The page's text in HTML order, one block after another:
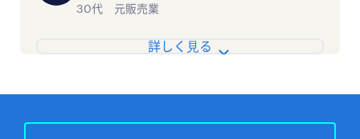
30代 元販売業